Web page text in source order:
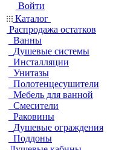
Войти
Каталог
Распродажа остатков
Ванны
Душевые системы
Инсталляции
Унитазы
Полотенцесушители
Мебель для ванной
Смесители
Раковины
Душевые ограждения
Поддоны